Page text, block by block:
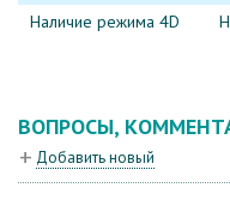
Наличие режима 4D
ВОПРОСЫ,
Добавить новый